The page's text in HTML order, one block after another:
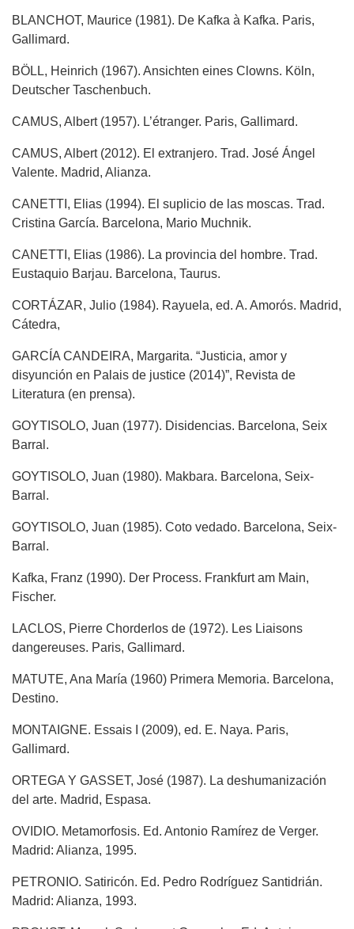
BLANCHOT, Maurice (1981). De Kafka à Kafka. Paris,
Gallimard.
BÖLL, Heinrich (1967). Ansichten eines Clowns. Köln,
Deutscher Taschenbuch.
CAMUS, Albert (1957). L’étranger. Paris, Gallimard.
CAMUS, Albert (2012). El extranjero. Trad. José Ángel
Valente. Madrid, Alianza.
CANETTI, Elias (1994). El suplicio de las moscas. Trad.
Cristina García. Barcelona, Mario Muchnik.
CANETTI, Elias (1986). La provincia del hombre. Trad.
Eustaquio Barjau. Barcelona, Taurus.
CORTÁZAR, Julio (1984). Rayuela, ed. A. Amorós. Madrid,
Cátedra,
GARCÍA CANDEIRA, Margarita. “Justicia, amor y
disyunción en Palais de justice (2014)”, Revista de
Literatura (en prensa).
GOYTISOLO, Juan (1977). Disidencias. Barcelona, Seix
Barral.
GOYTISOLO, Juan (1980). Makbara. Barcelona, Seix-
Barral.
GOYTISOLO, Juan (1985). Coto vedado. Barcelona, Seix-
Barral.
Kafka, Franz (1990). Der Process. Frankfurt am Main,
Fischer.
LACLOS, Pierre Chorderlos de (1972). Les Liaisons
dangereuses. Paris, Gallimard.
MATUTE, Ana María (1960) Primera Memoria. Barcelona,
Destino.
MONTAIGNE. Essais I (2009), ed. E. Naya. Paris,
Gallimard.
ORTEGA Y GASSET, José (1987). La deshumanización
del arte. Madrid, Espasa.
OVIDIO. Metamorfosis. Ed. Antonio Ramírez de Verger.
Madrid: Alianza, 1995.
PETRONIO. Satiricón. Ed. Pedro Rodríguez Santidrián.
Madrid: Alianza, 1993.